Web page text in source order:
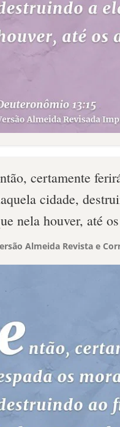
certamente
cidade,
nela houver, até
Almeida Revista e